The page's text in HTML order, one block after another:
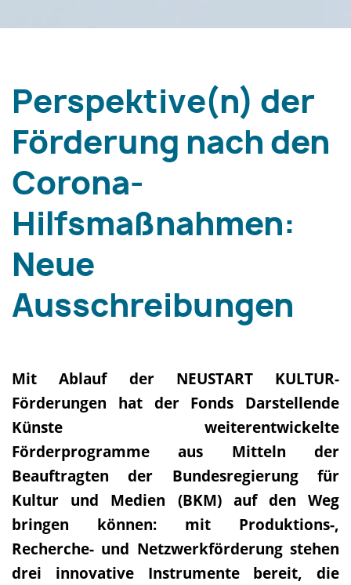
Perspektive(n) der
Förderung nach den
Corona-
Hilfsmaßnahmen:
Neue
Ausschreibungen
Mit Ablauf der NEUSTART KULTUR-
Förderungen hat der Fonds Darstellende
Künste weiterentwickelte
Förderprogramme aus Mitteln der
Beauftragten der Bundesregierung für
Kultur und Medien (BKM) auf den Weg
bringen können: mit Produktions-,
Recherche- und Netzwerkförderung stehen
drei innovative Instrumente bereit, die